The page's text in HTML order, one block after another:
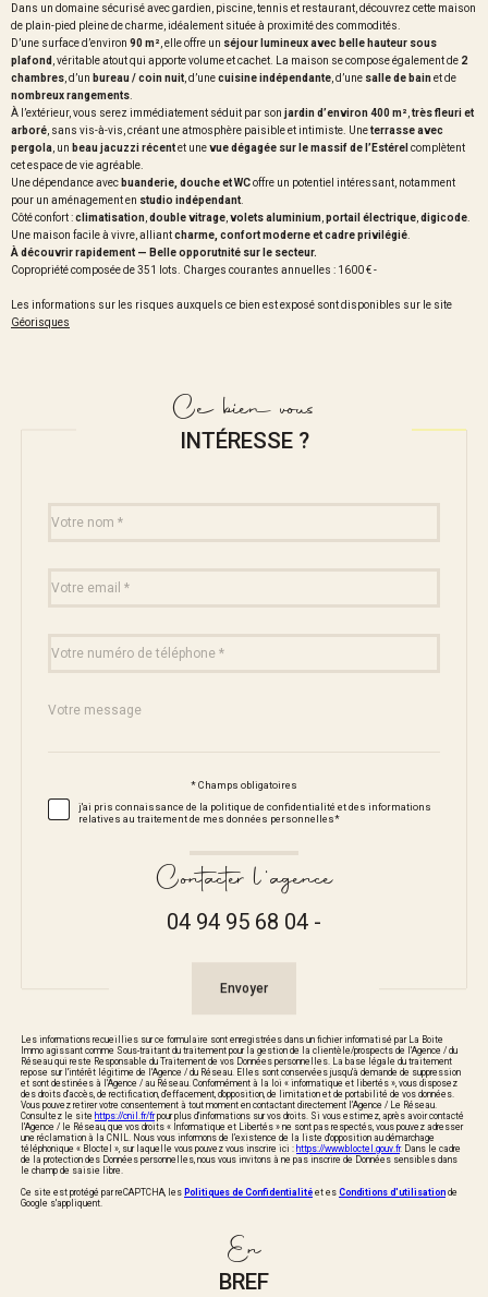
Dans un domaine sécurisé avec gardien, piscine, tennis et restaurant, découvrez cette maison
de plain-pied pleine de charme, idéalement située à proximité des commodités.
D’une surface d’environ 90 m² , elle offre un séjour lumineux avec belle hauteur sous
plafond , véritable atout qui apporte volume et cachet. La maison se compose également de 2
chambres , d’un bureau / coin nuit , d’unecuisine indépendante , d’une salle de bainet de
nombreux rangements
À l’extérieur, vous serez immédiatement séduit par son jardin d’environ 400 m² très fleuri et
arboré , sans vis-à-vis, créant une atmosphère paisible et intimiste. Uneterrasse avec
pergola , un beau jacuzzi récentet unevue dégagée sur le massif de l’Estérel complètent
cet espace de vie agréable.
Une dépendance avec buanderie, douche et WCoffre un potentiel intéressant, notamment
pour un aménagement en studio indépendant
Côté confort :climatisation doublevitrage volets aluminium portail électrique digicode
Une maison facile à vivre, alliantcharme, confort moderne et cadre privilégié
À découvrir rapidement — Belle opporutnité sur le secteur.
Copropriété composée de 351 lots. Charges courantes annuelles : 1600 € -
Les informations sur les risques auxquels ce bien est exposé sont disponibles sur le site
Géorisques
Ce bien vous
INTÉRESSE ?
par
*
*
*
Fieldset
Message
*
* Champs obligatoires
j'ai pris connaissance de la politique de confidentialité et des informations
relatives au traitement de mes données personnelles*
Contacter l'agence
04 94 95 68 04 -
Envoyer
Les informations recueillies sur ce formulaire sont enregistrées dans un fichier informatisé par La Boite
Immo agissant comme Sous-traitant du traitement pour la gestion de la clientèle/prospects de l'Agence / du
Réseau qui reste Responsable du Traitement de vos Données personnelles. La base légale du traitement
repose sur l'intérêt légitime de l'Agence / du Réseau. Elles sont conservées jusqu'à demande de suppression
et sont destinées à l'Agence / au Réseau. Conformément à la loi « informatique et libertés », vous disposez
des droits d’accès, de rectification, d’effacement, d’opposition, de limitation et de portabilité de vos données.
Vous pouvez retirer votre consentement à tout moment en contactant directement l’Agence / Le Réseau.
Consultez le site https://cnil.fr/frpour plus d’informations sur vos droits. Si vous estimez, après avoir contacté
l'Agence / le Réseau, que vos droits « Informatique et Libertés » ne sont pas respectés, vous pouvez adresser
une réclamation à la CNIL. Nous vous informons de l’existence de la liste d'opposition au démarchage
téléphonique « Bloctel », sur laquelle vous pouvez vous inscrire ici : https://www.bloctel.gouv.fr. Dans le cadre
de la protection des Données personnelles, nous vous invitons à ne pas inscrire de Données sensibles dans
le champ de saisie libre.
Ce site est protégé par reCAPTCHA, les Politiques de Confidentialité et es Conditions d'utilisation de
Google s'appliquent.
En
BREF